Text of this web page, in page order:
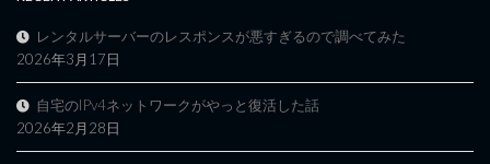
レンタルサーバーのレスポンスが悪すぎるので調べてみた
2026年3月17日
自宅のIPv4ネットワークがやっと復活した話
2026年2月28日